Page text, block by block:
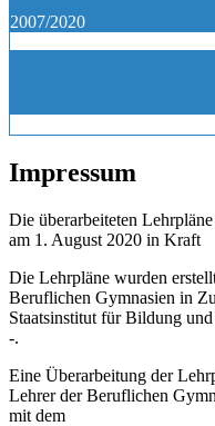
2007/2020
Impressum
Die überarbeiteten
am 1. August 2020 in Kraft
Die Lehrpläne wurden
Beruflichen Gymnasien in
Staatsinstitut für Bildung
-.
Eine Überarbeitung der
Lehrer der Beruflichen
mit dem